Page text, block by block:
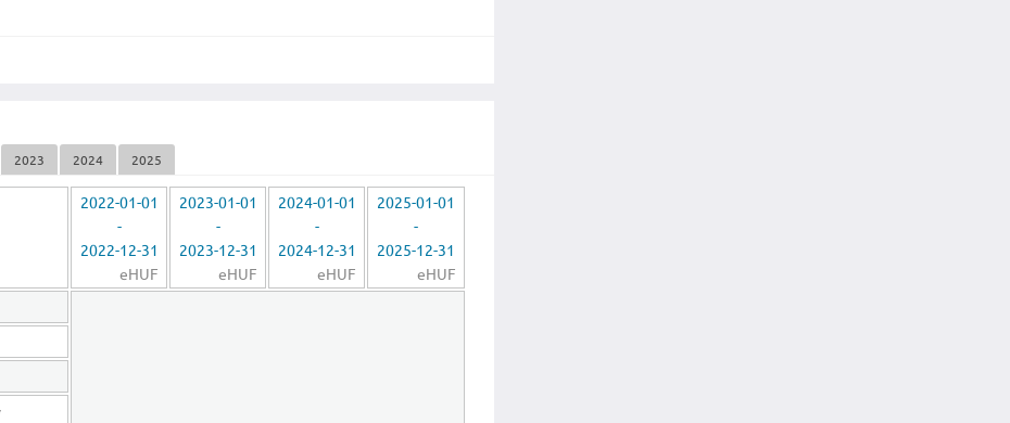
2023 2024 2025
2022-01-01
-
2022-12-31
eHUF
2023-01-01
-
2023-12-31
eHUF
2024-01-01
-
2024-12-31
eHUF
2025-01-01
-
2025-12-31
eHUF